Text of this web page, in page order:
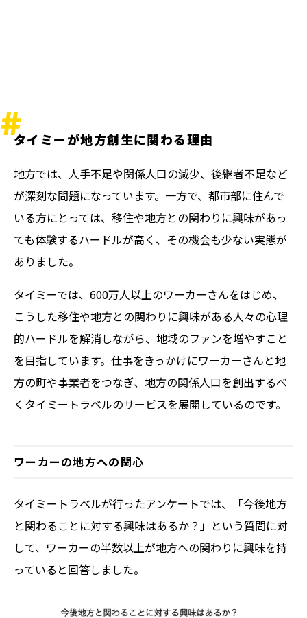
タイミーが地方創生に関わる理由
地方では、人手不足や関係人口の減少、後継者不足など
が深刻な問題になっています。一方で、都市部に住んで
いる方にとっては、移住や地方との関わりに興味があっ
ても体験するハードルが高く、その機会も少ない実態が
ありました。
タイミーでは、600万人以上のワーカーさんをはじめ、
こうした移住や地方との関わりに興味がある人々の心理
的ハードルを解消しながら、地域のファンを増やすこと
を目指しています。仕事をきっかけにワーカーさんと地
方の町や事業者をつなぎ、地方の関係人口を創出するべ
くタイミートラベルのサービスを展開しているのです。
ワーカーの地方への関心
タイミートラベルが行ったアンケートでは、「今後地方
と関わることに対する興味はあるか？」という質問に対
して、ワーカーの半数以上が地方への関わりに興味を持
っていると回答しました。